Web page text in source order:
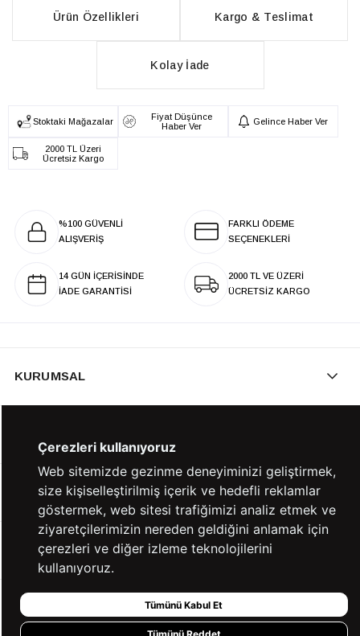
Ürün Özellikleri Kargo & Teslimat
Kolay İade
Stoktaki Mağazalar
Fiyat Düşünce
Haber Ver
Gelince Haber Ver
2000 TL Üzeri
Ücretsiz Kargo
%100 GÜVENLİ
ALIŞVERİŞ
FARKLI ÖDEME
SEÇENEKLERİ
14 GÜN İÇERİSİNDE
İADE GARANTİSİ
2000 TL VE ÜZERİ
ÜCRETSİZ KARGO
KURUMSAL
YARDIM
BİZE ULAŞIN
HIZLI ERİŞİM
Çerezleri kullanıyoruz
Web sitemizde gezinme deneyiminizi geliştirmek,
size kişiselleştirilmiş içerik ve hedefli reklamlar
göstermek, web sitesi trafiğimizi analiz etmek ve
ziyaretçilerimizin nereden geldiğini anlamak için
çerezleri ve diğer izleme teknolojilerini
kullanıyoruz.
Tümünü Kabul Et
Tümünü Reddet